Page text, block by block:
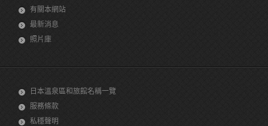
有關本網站
最新消息
照片庫
日本溫泉區和旅館名稱一覽
服務條款
私穩聲明